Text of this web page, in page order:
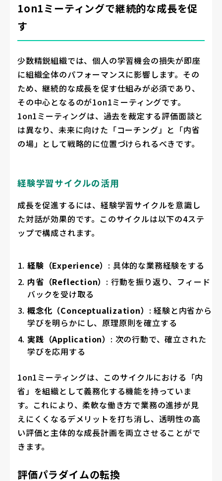
1on1ミーティングで継続的な成長を促
す
少数精鋭組織では、個人の学習機会の損失が即座
に組織全体のパフォーマンスに影響します。その
ため、継続的な成長を促す仕組みが必須であり、
その中心となるのが1on1ミーティングです。
1on1ミーティングは、過去を裁定する評価面談と
は異なり、未来に向けた「コーチング」と「内省
の場」として戦略的に位置づけられるべきです。
経験学習サイクルの活用
成長を促進するには、経験学習サイクルを意識し
た対話が効果的です。このサイクルは以下の4ステ
ップで構成されます。
経験（Experience） : 具体的な業務経験をする
内省（Reflection） : 行動を振り返り、フィード
バックを受け取る
概念化（Conceptualization） : 経験と内省から
学びを明らかにし、原理原則を確立する
実践（Application） : 次の行動で、確立された
学びを応用する
1on1ミーティングは、このサイクルにおける「内
省」を組織として義務化する機能を持っていま
す。これにより、柔軟な働き方で業務の進捗が見
えにくくなるデメリットを打ち消し、透明性の高
い評価と主体的な成長計画を両立させることがで
きます。
評価パラダイムの転換